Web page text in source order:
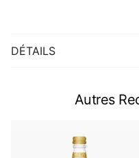
DÉTAILS
Autres